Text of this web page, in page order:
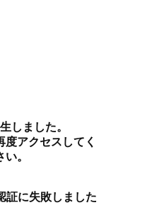
しました。
度アクセスしてく
い。
証に失敗しました